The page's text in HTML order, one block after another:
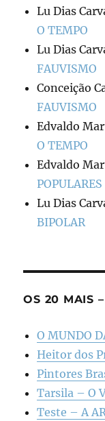
Lu Dias
O TEMPO
Lu Dias
FAUVISMO
Conceição
FAUVISMO
Edvaldo
O TEMPO
Edvaldo
Lu Dias
BIPOLAR
OS 20 MAIS
O MUNDO
Heitor dos
Pintores
Tarsila – O
Teste – A